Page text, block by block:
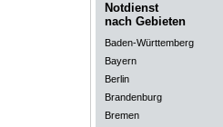
Notdienst
nach Gebieten
Baden-Württemberg
Bayern
Berlin
Brandenburg
Bremen